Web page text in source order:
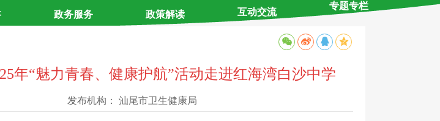
政务服务 政策解读 互动交流
专题专栏
年“魅力青春、健康护航”活动走进红海湾白沙中学
发布机构： 汕尾市卫生健康局